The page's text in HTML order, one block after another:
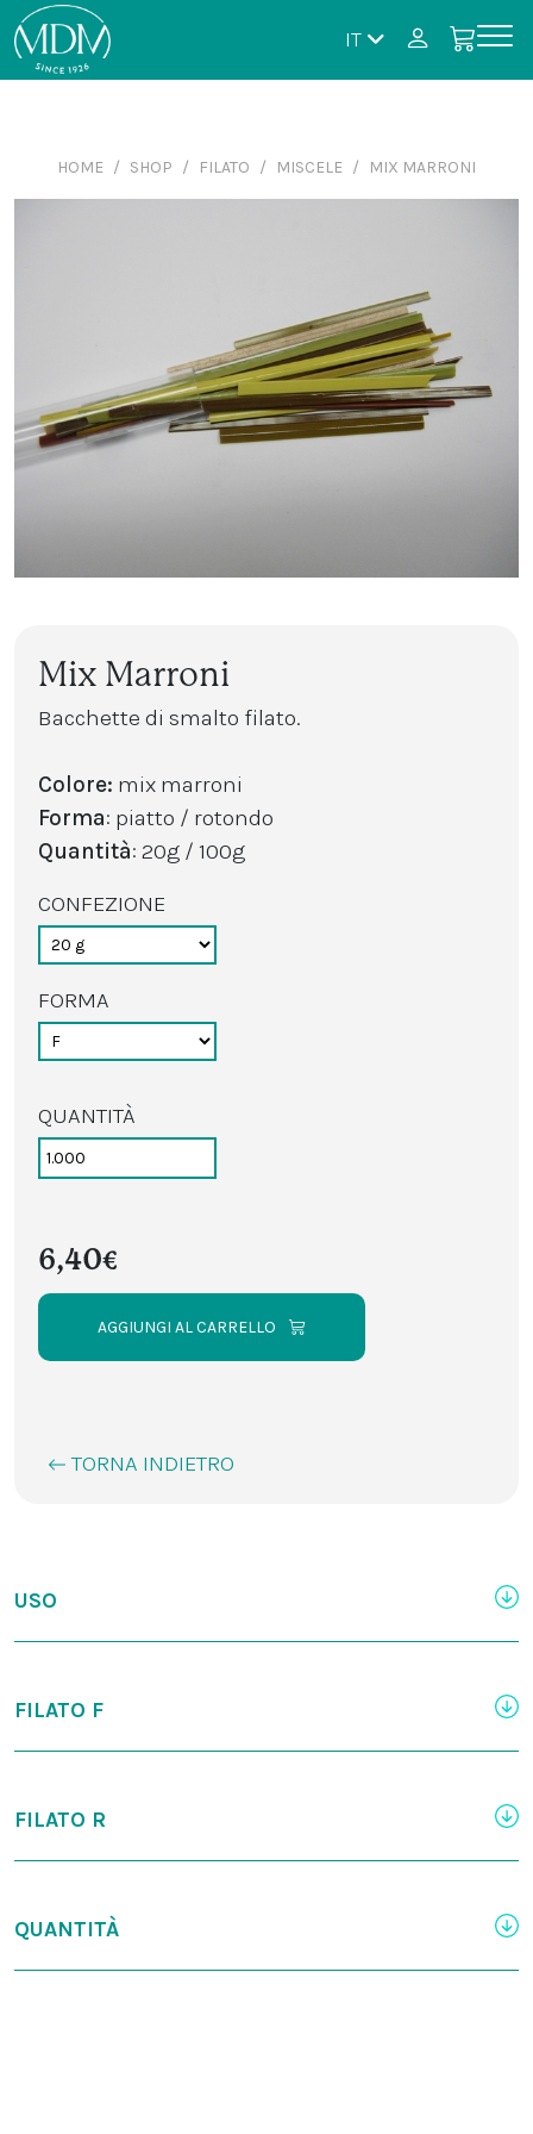
IT
HOME SHOP FILATO MISCELE MIX MARRONI
Mix Marroni
Bacchette di smalto filato.
Colore: mix marroni
Forma: piatto / rotondo
Quantità: 20g / 100g
CONFEZIONE
FORMA
QUANTITÀ
6,40€
AGGIUNGI AL CARRELLO
TORNA INDIETRO
USO
FILATO F
FILATO R
QUANTITÀ